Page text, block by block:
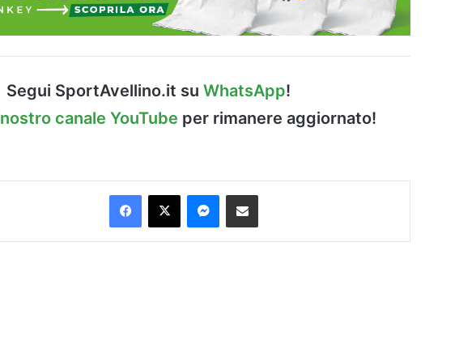
Segui SportAvellino.it su WhatsApp!
nostro canale YouTube per rimanere aggiornato!
Facebook
X Messenger
Condividi via Email